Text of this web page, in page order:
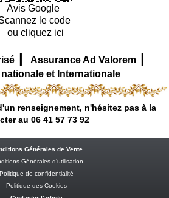
Avis Google
le code
ou cliquez ici
| Assurance Ad Valorem |
et Internationale
renseignement, n'hésitez pas à la
au 06 41 57 73 92
Générales de Vente
Générales d’utilisation
Politique de confidentialité
Politique des Cookies